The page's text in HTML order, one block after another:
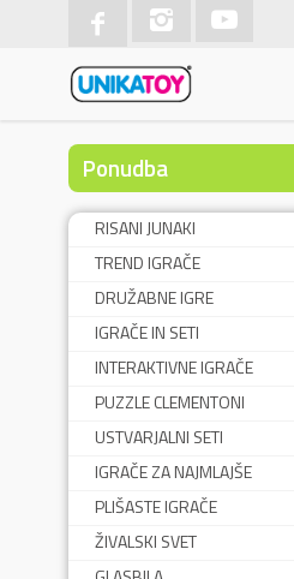
Ponudba
RISANI JUNAKI
TREND IGRAČE
DRUŽABNE IGRE
IGRAČE IN SETI
INTERAKTIVNE IGRAČE
PUZZLE CLEMENTONI
USTVARJALNI SETI
IGRAČE ZA NAJMLAJŠE
PLIŠASTE IGRAČE
ŽIVALSKI SVET